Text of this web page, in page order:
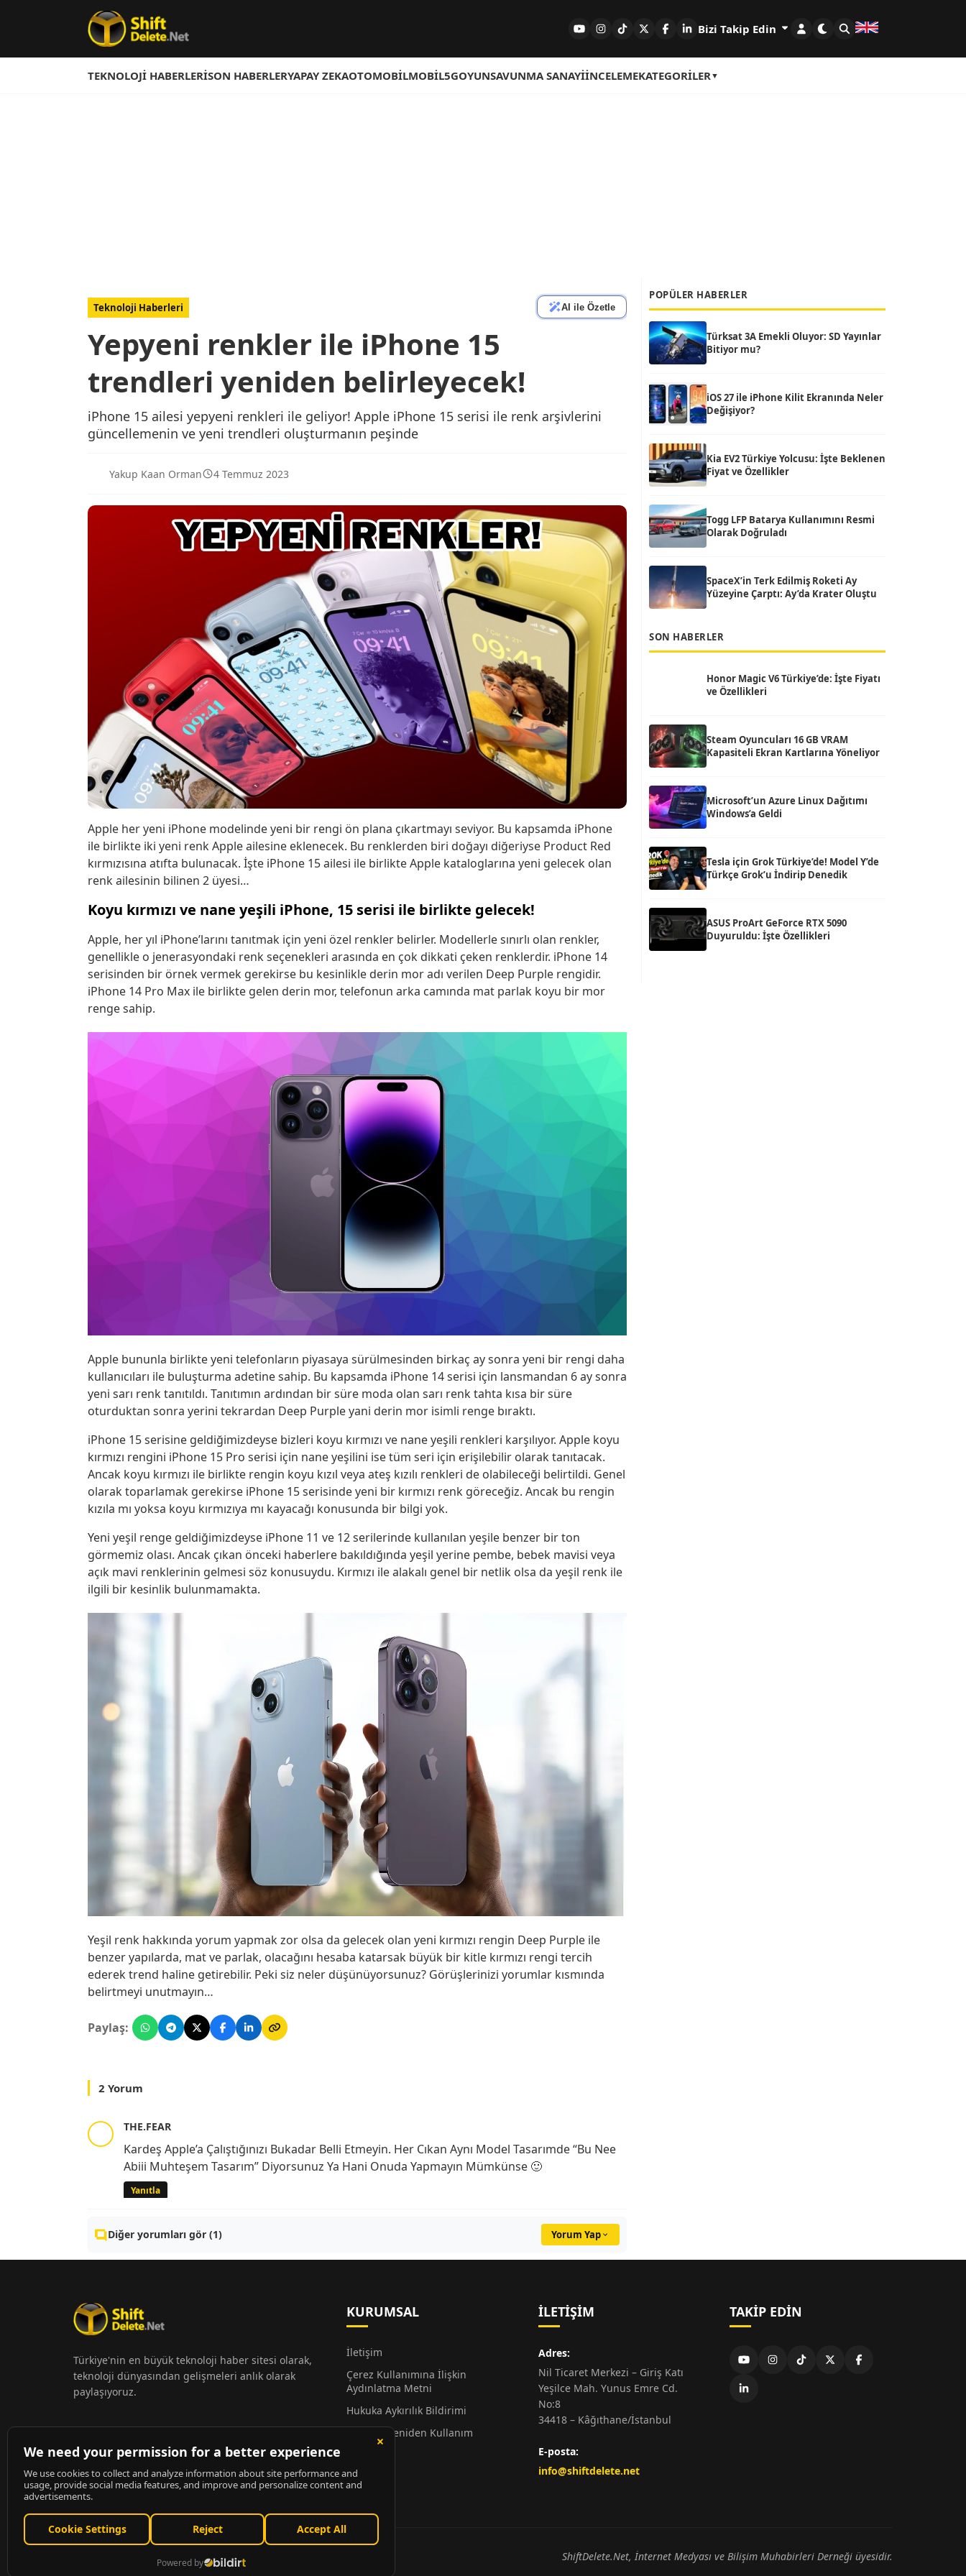
Bizi Takip Edin
TEKNOLOJI HABERLERISON HABERLERYAPAY ZEKAOTOMOBILMOBIL5GOYUNSAVUNMA SANAYIİNCELEMEKATEGORILER
Teknoloji Haberleri AI ile Özetle
Yepyeni renkler ile iPhone 15
trendleri yeniden belirleyecek!
iPhone 15 ailesi yepyeni renkleri ile geliyor! Apple iPhone 15 serisi ile renk arşivlerini
güncellemenin ve yeni trendleri oluşturmanın peşinde
Yakup Kaan Orman 4 Temmuz 2023
Apple her yeni iPhone modelinde yeni bir rengi ön plana çıkartmayı seviyor. Bu kapsamda iPhone
ile birlikte iki yeni renk Apple ailesine eklenecek. Bu renklerden biri doğayı diğeriyse Product Red
kırmızısına atıfta bulunacak. İşte iPhone 15 ailesi ile birlikte Apple kataloglarına yeni gelecek olan
renk ailesinin bilinen 2 üyesi…
Koyu kırmızı ve nane yeşili iPhone, 15 serisi ile birlikte gelecek!
Apple, her yıl iPhone’larını tanıtmak için yeni özel renkler belirler. Modellerle sınırlı olan renkler,
genellikle o jenerasyondaki renk seçenekleri arasında en çok dikkati çeken renklerdir. iPhone 14
serisinden bir örnek vermek gerekirse bu kesinlikle derin mor adı verilen Deep Purple rengidir.
iPhone 14 Pro Max ile birlikte gelen derin mor, telefonun arka camında mat parlak koyu bir mor
renge sahip.
Apple bununla birlikte yeni telefonların piyasaya sürülmesinden birkaç ay sonra yeni bir rengi daha
kullanıcıları ile buluşturma adetine sahip. Bu kapsamda iPhone 14 serisi için lansmandan 6 ay sonra
yeni sarı renk tanıtıldı. Tanıtımın ardından bir süre moda olan sarı renk tahta kısa bir süre
oturduktan sonra yerini tekrardan Deep Purple yani derin mor isimli renge bıraktı.
iPhone 15 serisine geldiğimizdeyse bizleri koyu kırmızı ve nane yeşili renkleri karşılıyor. Apple koyu
kırmızı rengini iPhone 15 Pro serisi için nane yeşilini ise tüm seri için erişilebilir olarak tanıtacak.
Ancak koyu kırmızı ile birlikte rengin koyu kızıl veya ateş kızılı renkleri de olabileceği belirtildi. Genel
olarak toparlamak gerekirse iPhone 15 serisinde yeni bir kırmızı renk göreceğiz. Ancak bu rengin
kızıla mı yoksa koyu kırmızıya mı kayacağı konusunda bir bilgi yok.
Yeni yeşil renge geldiğimizdeyse iPhone 11 ve 12 serilerinde kullanılan yeşile benzer bir ton
görmemiz olası. Ancak çıkan önceki haberlere bakıldığında yeşil yerine pembe, bebek mavisi veya
açık mavi renklerinin gelmesi söz konusuydu. Kırmızı ile alakalı genel bir netlik olsa da yeşil renk ile
ilgili bir kesinlik bulunmamakta.
Yeşil renk hakkında yorum yapmak zor olsa da gelecek olan yeni kırmızı rengin Deep Purple ile
benzer yapılarda, mat ve parlak, olacağını hesaba katarsak büyük bir kitle kırmızı rengi tercih
ederek trend haline getirebilir. Peki siz neler düşünüyorsunuz? Görüşlerinizi yorumlar kısmında
belirtmeyi unutmayın…
Paylaş:
2 Yorum
THE.FEAR
Kardeş Apple’a Çalıştığınızı Bukadar Belli Etmeyin. Her Cıkan Aynı Model Tasarımde “Bu Nee
Abiii Muhteşem Tasarım” Diyorsunuz Ya Hani Onuda Yapmayın Mümkünse 🙂
Yanıtla
Diğer yorumları gör (1) Yorum Yap
POPÜLER HABERLER
Türksat 3A Emekli Oluyor: SD Yayınlar
Bitiyor mu?
iOS 27 ile iPhone Kilit Ekranında Neler
Değişiyor?
Kia EV2 Türkiye Yolcusu: İşte Beklenen
Fiyat ve Özellikler
Togg LFP Batarya Kullanımını Resmi
Olarak Doğruladı
SpaceX’in Terk Edilmiş Roketi Ay
Yüzeyine Çarptı: Ay’da Krater Oluştu
SON HABERLER
Honor Magic V6 Türkiye’de: İşte Fiyatı
ve Özellikleri
Steam Oyuncuları 16 GB VRAM
Kapasiteli Ekran Kartlarına Yöneliyor
Microsoft’un Azure Linux Dağıtımı
Windows’a Geldi
Tesla için Grok Türkiye’de! Model Y’de
Türkçe Grok’u İndirip Denedik
ASUS ProArt GeForce RTX 5090
Duyuruldu: İşte Özellikleri
Türkiye'nin en büyük teknoloji haber sitesi olarak,
teknoloji dünyasından gelişmeleri anlık olarak
paylaşıyoruz.
KURUMSAL
İletişim
Çerez Kullanımına İlişkin
Aydınlatma Metni
Hukuka Aykırılık Bildirimi
Alıntı ve Yeniden Kullanım
Hakkında
Künye
İLETIŞIM
Adres:
Nil Ticaret Merkezi – Giriş Katı
Yeşilce Mah. Yunus Emre Cd.
No:8
34418 – Kâğıthane/İstanbul
E-posta:
info@shiftdelete.net
TAKIP EDIN
ShiftDelete.Net - Tüm hakları saklıdır. ShiftDelete.Net, İnternet Medyası ve Bilişim Muhabirleri Derneği üyesidir.